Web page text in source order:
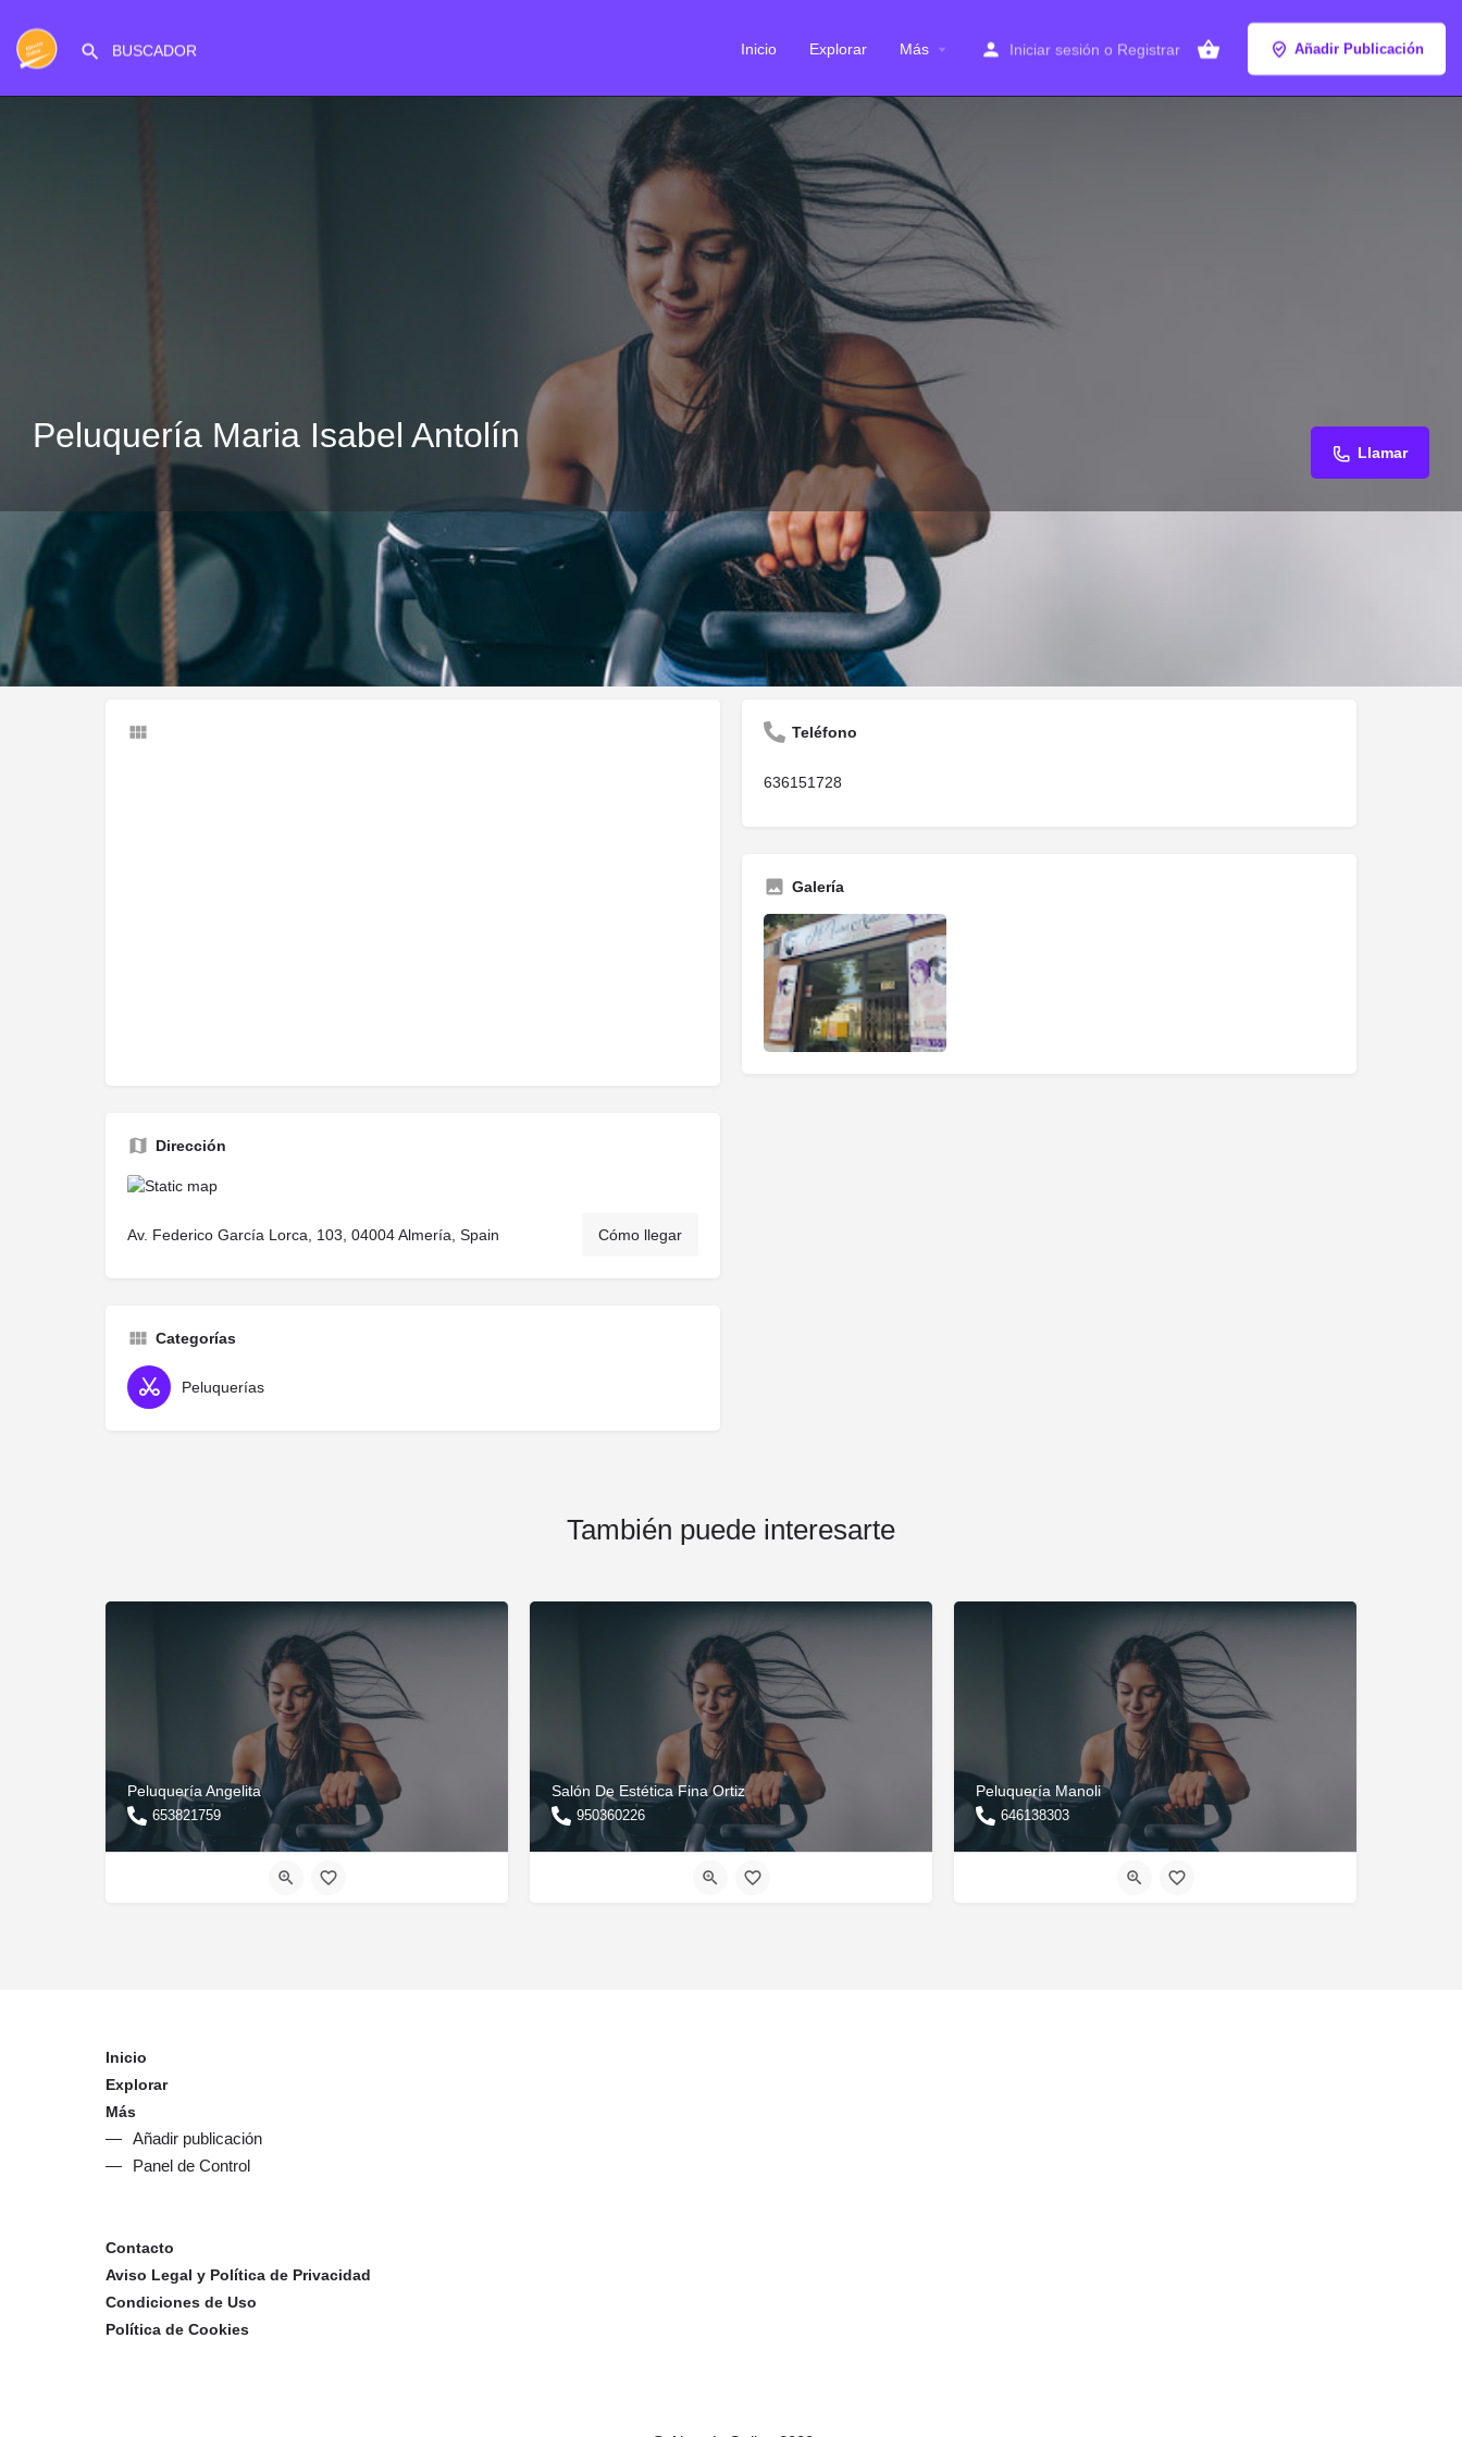
Inicio Explorar Más Iniciar sesión o Registrar Añadir Publicación
Peluquería Maria Isabel Antolín Llamar
Descripción Opiniones
Llamar Compartir Informar
Dirección
Av. Federico García Lorca, 103, 04004 Almería, Spain Cómo llegar
Categorías
Peluquerías
Teléfono
636151728
Galería
También puede interesarte
Peluquería Angelita
653821759
Salón De Estética Fina Ortiz
950360226
Peluquería Manoli
646138303
Inicio
Explorar
Más
Añadir publicación
Panel de Control
Contacto
Aviso Legal y Política de Privacidad
Condiciones de Uso
Política de Cookies